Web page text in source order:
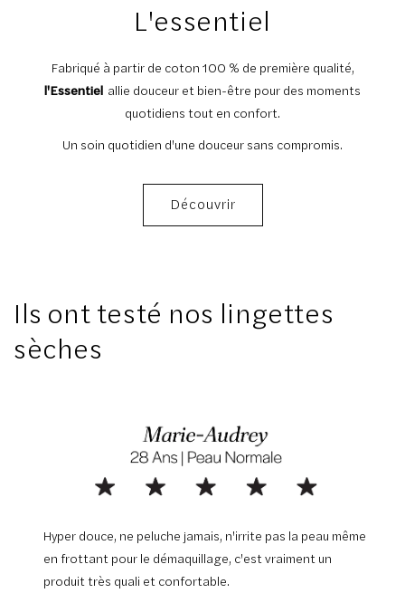
L'essentiel
Fabriqué à partir de coton 100 % de première qualité,
l'Essentiel allie douceur et bien-être pour des moments
quotidiens tout en confort.
Un soin quotidien d'une douceur sans compromis.
Découvrir
Ils ont testé nos lingettes
sèches
Hyper douce, ne peluche jamais, n'irrite pas la peau même
en frottant pour le démaquillage, c'est vraiment un
produit très quali et confortable.